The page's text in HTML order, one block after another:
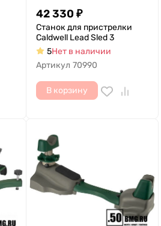
42 330 ₽
Станок для пристрелки
Caldwell Lead Sled 3
5Нет в наличии
Артикул 70990
В корзину